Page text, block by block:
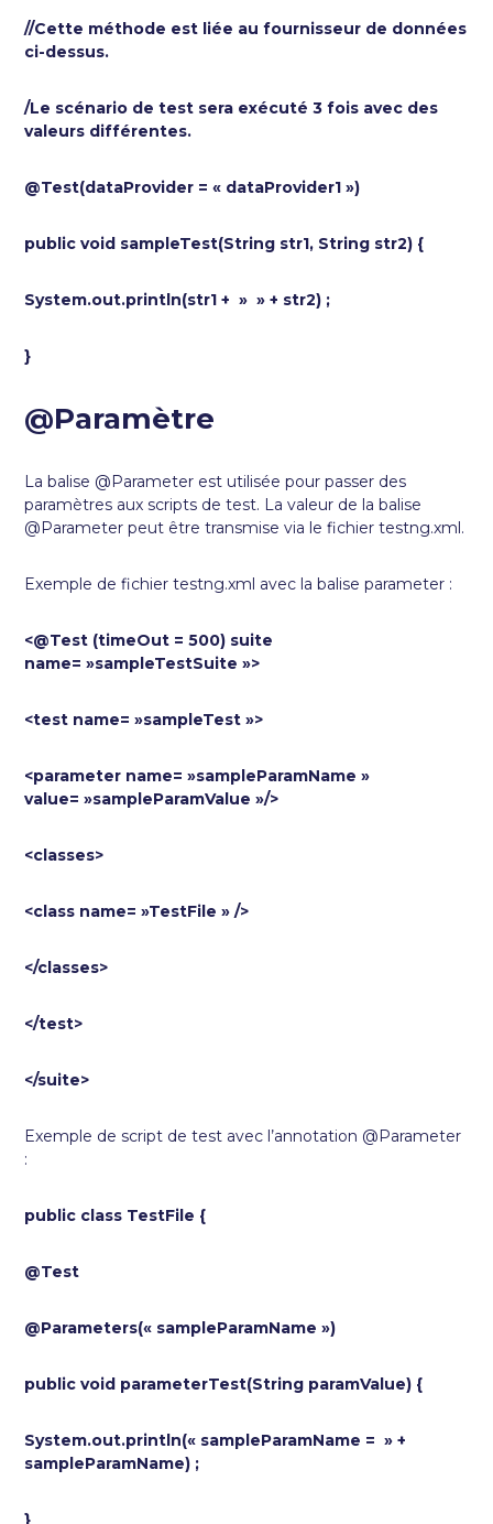
//Cette méthode est liée au fournisseur de données
ci-dessus.
/Le scénario de test sera exécuté 3 fois avec des
valeurs différentes.
@Test(dataProvider = « dataProvider1 »)
public void sampleTest(String str1, String str2) {
System.out.println(str1 + » » + str2) ;
}
@Paramètre
La balise @Parameter est utilisée pour passer des
paramètres aux scripts de test. La valeur de la balise
@Parameter peut être transmise via le fichier testng.xml.
Exemple de fichier testng.xml avec la balise parameter :
<@Test (timeOut = 500) suite
name= »sampleTestSuite »>
<test name= »sampleTest »>
<parameter name= »sampleParamName »
value= »sampleParamValue »/>
<classes>
<class name= »TestFile » />
</classes>
</test>
</suite>
Exemple de script de test avec l’annotation @Parameter
:
public class TestFile {
@Test
@Parameters(« sampleParamName »)
public void parameterTest(String paramValue) {
System.out.println(« sampleParamName = » +
sampleParamName) ;
}